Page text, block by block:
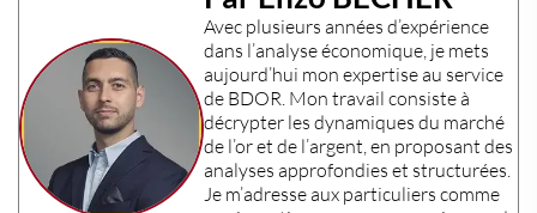
Avec plusieurs années d’expérience
dans l’analyse économique, je mets
aujourd’hui mon expertiseau service
de BDOR. Mon travail consiste à
décrypter les dynamiques du marché
de l’or et de l’argent, en proposant des
analyses approfondies et structurées.
Je m’adresse aux particuliers comme